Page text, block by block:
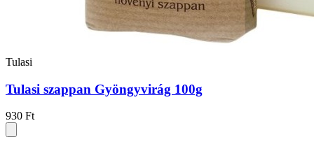
Tulasi
Tulasi szappan Gyöngyvirág 100g
930 Ft